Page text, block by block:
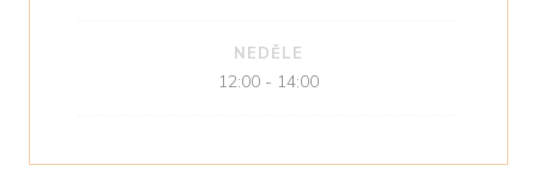
NEDĚLE
12:00 - 14:00